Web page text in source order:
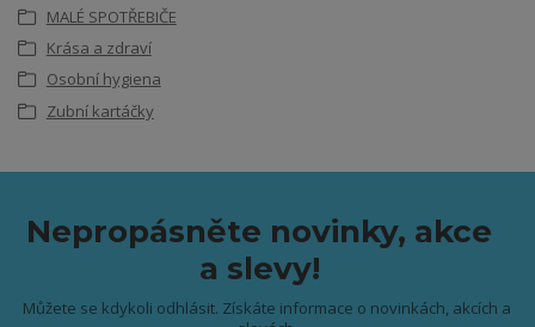
MALÉ SPOTŘEBIČE
Krása a zdraví
Osobní hygiena
Zubní kartáčky
Nepropásněte novinky, akce
a slevy!
Můžete se kdykoli odhlásit. Získáte informace o novinkách, akcích a